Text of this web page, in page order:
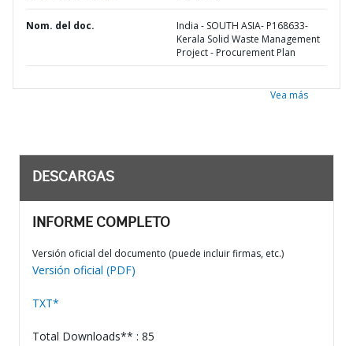
Nom. del doc.
India - SOUTH ASIA- P168633-
Kerala Solid Waste Management
Project - Procurement Plan
Vea más
DESCARGAS
INFORME COMPLETO
Versión oficial del documento (puede incluir firmas, etc.)
Versión oficial (PDF)
TXT*
Total Downloads** : 85